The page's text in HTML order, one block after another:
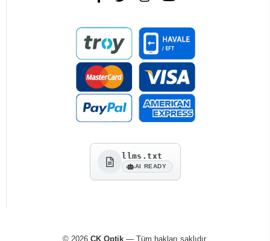
llms.txt
AI READY
© 2026 CK Optik— Tüm hakları saklıdır.